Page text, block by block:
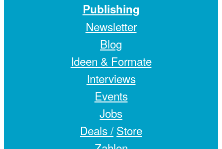
Publishing
Newsletter
Blog
Ideen & Formate
Interviews
Events
Jobs
Deals / Store